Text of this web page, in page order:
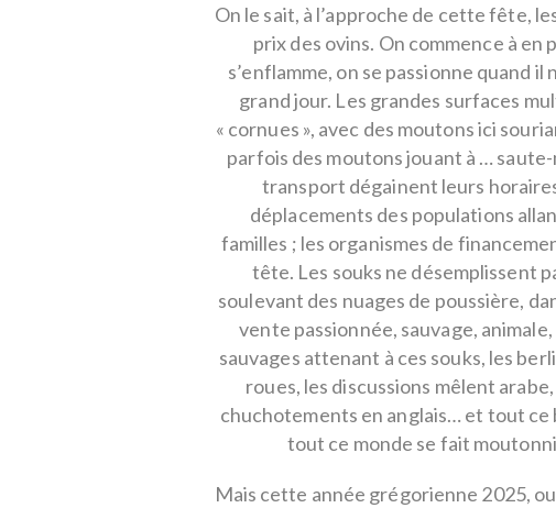
On le sait, à l’approche de cette fête,
prix des ovins. On commence à
s’enflamme, on se passionne quand
grand jour. Les grandes surfaces
« cornues », avec des moutons ici
parfois des moutons jouant à …
transport dégainent leurs
déplacements des populations
familles ; les organismes de
tête. Les souks ne désemplissent
soulevant des nuages de poussière,
vente passionnée, sauvage,
sauvages attenant à ces souks, les
roues, les discussions mêlent
chuchotements en anglais… et tout ce
tout ce monde se fait
Mais cette année grégorienne 2025,